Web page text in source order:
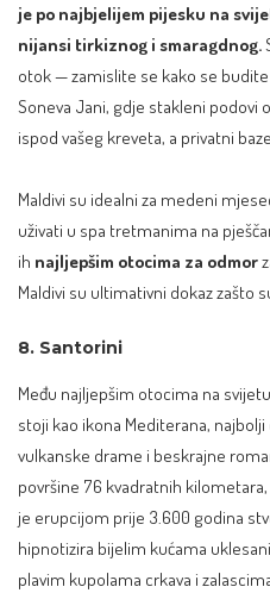
je po najbjelijem pijesku na
nijansi tirkiznog i smaragdnog.
otok — zamislite se kako se
Soneva Jani, gdje stakleni podovi
ispod vašeg kreveta, a privatni
Maldivi su idealni za medeni
uživati u spa tretmanima na
ih najljepšim otocima za odmor
Maldivi su ultimativni dokaz zašto
8. Santorini
Među najljepšim otocima na
stoji kao ikona Mediterana,
vulkanske drame i beskrajne
površine 76 kvadratnih kilometara,
je erupcijom prije 3.600 godina
hipnotizira bijelim kućama
plavim kupolama crkava i